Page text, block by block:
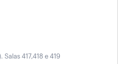
417,418 e 419